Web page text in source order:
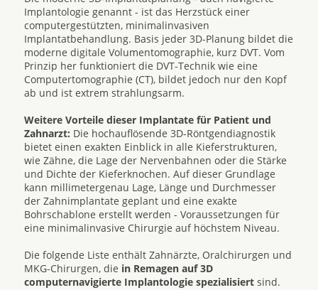
Implantologie genannt - ist das Herzstück einer
computergestützten, minimalinvasiven
Implantatbehandlung. Basis jeder 3D-Planung bildet die
moderne digitale Volumentomographie, kurz DVT. Vom
Prinzip her funktioniert die DVT-Technik wie eine
Computertomographie (CT), bildet jedoch nur den Kopf
ab und ist extrem strahlungsarm.
Weitere Vorteile dieser Implantate für Patient und
Zahnarzt: Die hochauflösende 3D-Röntgendiagnostik
bietet einen exakten Einblick in alle Kieferstrukturen,
wie Zähne, die Lage der Nervenbahnen oder die Stärke
und Dichte der Kieferknochen. Auf dieser Grundlage
kann millimetergenau Lage, Länge und Durchmesser
der Zahnimplantate geplant und eine exakte
Bohrschablone erstellt werden - Voraussetzungen für
eine minimalinvasive Chirurgie auf höchstem Niveau.
Die folgende Liste enthält Zahnärzte, Oralchirurgen und
MKG-Chirurgen, die in Remagen auf 3D
computernavigierte Implantologie spezialisiert sind.